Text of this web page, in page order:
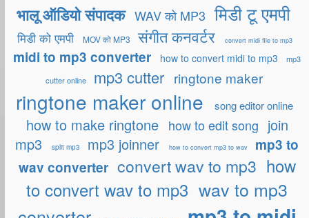
भालू ऑडियो संपादक WAV को MP3 मिडी टू एमपी
मिडी को एमपी MOV को MP3 संगीत कनवर्टर convert midi file to mp3
midi to mp3 converter how to convert midi to mp3
mp3
cutter online
mp3 cutter ringtone maker
ringtone maker online song editor online
how to make ringtone how to edit song join
mp3
split mp3 mp3 joinner how to convert mp3 to wav
mp3 to
wav converter convert wav to mp3 how
to convert wav to mp3 wav to mp3